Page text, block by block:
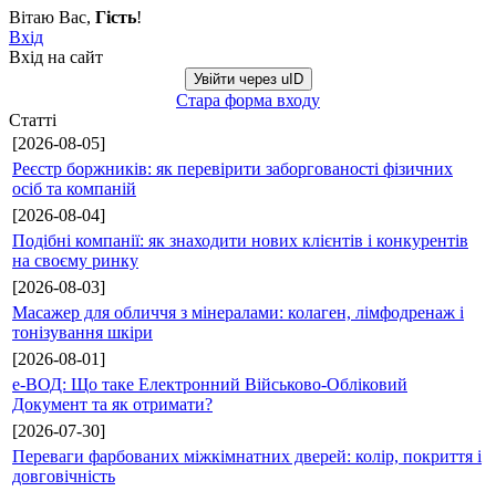
Вітаю Вас, Гість!
Вхід
Вхід на сайт
Увійти через uID
Стара форма входу
Статті
[2026-08-05]
Реєстр боржників: як перевірити заборгованості фізичних
осіб та компаній
[2026-08-04]
Подібні компанії: як знаходити нових клієнтів і конкурентів
на своєму ринку
[2026-08-03]
Масажер для обличчя з мінералами: колаген, лімфодренаж і
тонізування шкіри
[2026-08-01]
е-ВОД: Що таке Електронний Військово-Обліковий
Документ та як отримати?
[2026-07-30]
Переваги фарбованих міжкімнатних дверей: колір, покриття і
довговічність